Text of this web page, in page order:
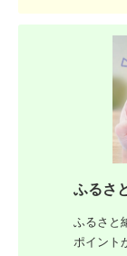
ふるさ
ふるさと
ポイント